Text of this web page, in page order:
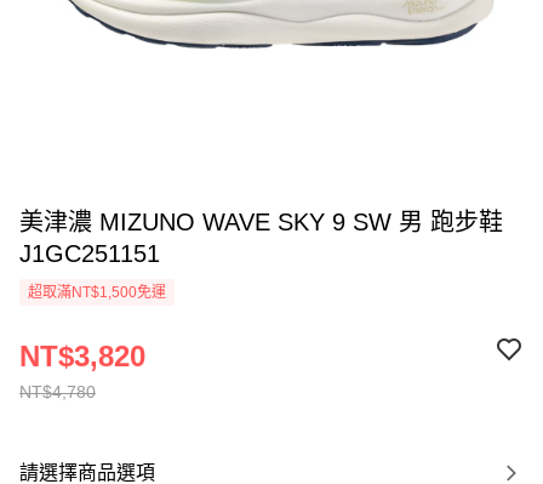
美津濃 MIZUNO WAVE SKY 9 SW 男 跑步鞋
J1GC251151
超取滿NT$1,500免運
NT$4,780
NT$3,820
請選擇商品選項